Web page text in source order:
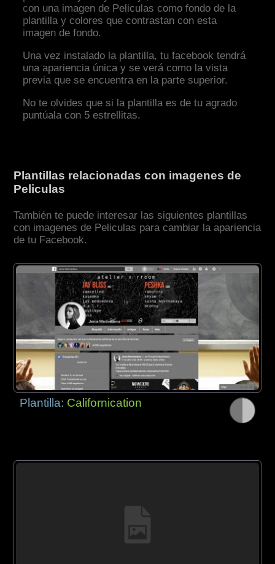
con una imagen de Peliculas como fondo de la
plantilla y colores que contrastan con esta
imagen de fondo.
Una vez instalado la plantilla, tu facebook tendrá
una apariencia única y se verá como la vista
previa que se encuentra en la parte superior.
No te olvides que si la plantilla es de tu agrado
puntúala con 5 estrellitas.
Plantillas relacionadas con imagenes de
Peliculas
También te puede interesar las siguientes plantillas
con imagenes de Peliculas para cambiar la apariencia
de tu Facebook.
Plantilla: Californication